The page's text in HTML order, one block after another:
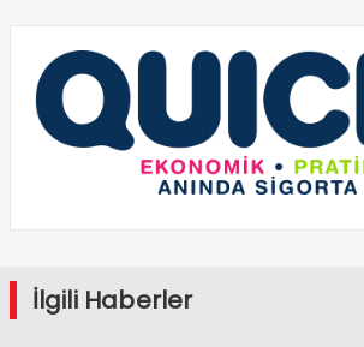
İlgili Haberler